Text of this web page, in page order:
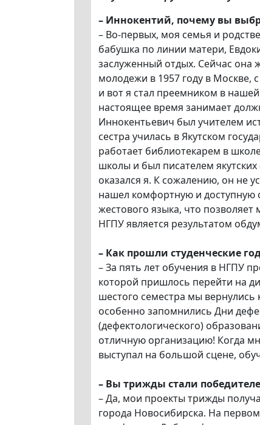
– Иннокентий, почему вы
– Во-первых, моя семья и
бабушка по линии матери,
заслуженный отдых. Сейчас она
молодежи в 1957 году в Москве,
и вот я стал преемником в
настоящее время занимает
Иннокентьевич был учителем
сестра училась в Якутском
работает библиотекарем в
школы и был писателем
оказался я. К сожалению, он не
нашел комфортную и доступную
жестового языка, что
НГПУ является результатом
– Как прошли студенческие
– За пять лет обучения в НГПУ
которой пришлось перейти на
шестого семестра мы
особенно запомнились Дни
(дефектологического)
отличную организацию! Когда
выступал на большой сцене,
– Вы трижды стали
– Да, мои проекты трижды
города Новосибирска. На